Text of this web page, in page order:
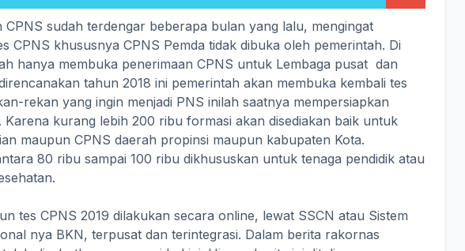
CPNS sudah terdengar beberapa bulan yang lalu, mengingat
CPNS khususnya CPNS Pemda tidak dibuka oleh pemerintah. Di
hanya membuka penerimaan CPNS untuk Lembaga pusat dan
tahun 2018 ini pemerintah akan membuka kembali tes
rekan yang ingin menjadi PNS inilah saatnya mempersiapkan
Karena kurang lebih 200 ribu formasi akan disediakan baik untuk
maupun CPNS daerah propinsi maupun kabupaten Kota.
80 ribu sampai 100 ribu dikhususkan untuk tenaga pendidik atau
tes CPNS 2019 dilakukan secara online, lewat SSCN atau Sistem
nya BKN, terpusat dan terintegrasi. Dalam berita rakornas